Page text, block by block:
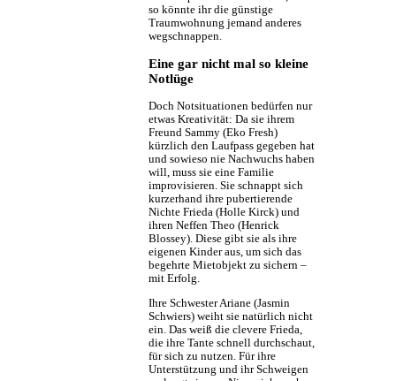
so könnte ihr die günstige
Traumwohnung jemand anderes
wegschnappen.
Eine gar nicht mal so kleine
Notlüge
Doch Notsituationen bedürfen nur
etwas Kreativität: Da sie ihrem
Freund Sammy (Eko Fresh)
kürzlich den Laufpass gegeben hat
und sowieso nie Nachwuchs haben
will, muss sie eine Familie
improvisieren. Sie schnappt sich
kurzerhand ihre pubertierende
Nichte Frieda (Holle Kirck) und
ihren Neffen Theo (Henrick
Blossey). Diese gibt sie als ihre
eigenen Kinder aus, um sich das
begehrte Mietobjekt zu sichern –
mit Erfolg.
Ihre Schwester Ariane (Jasmin
Schwiers) weiht sie natürlich nicht
ein. Das weiß die clevere Frieda,
die ihre Tante schnell durchschaut,
für sich zu nutzen. Für ihre
Unterstützung und ihr Schweigen